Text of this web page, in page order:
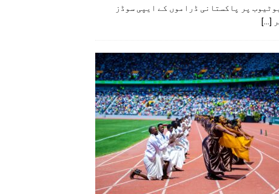
پر پاکستانی ڈراموں کے ایپی سوڈز
[...]